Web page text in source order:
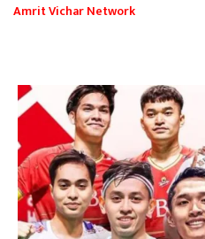
Amrit Vichar Network